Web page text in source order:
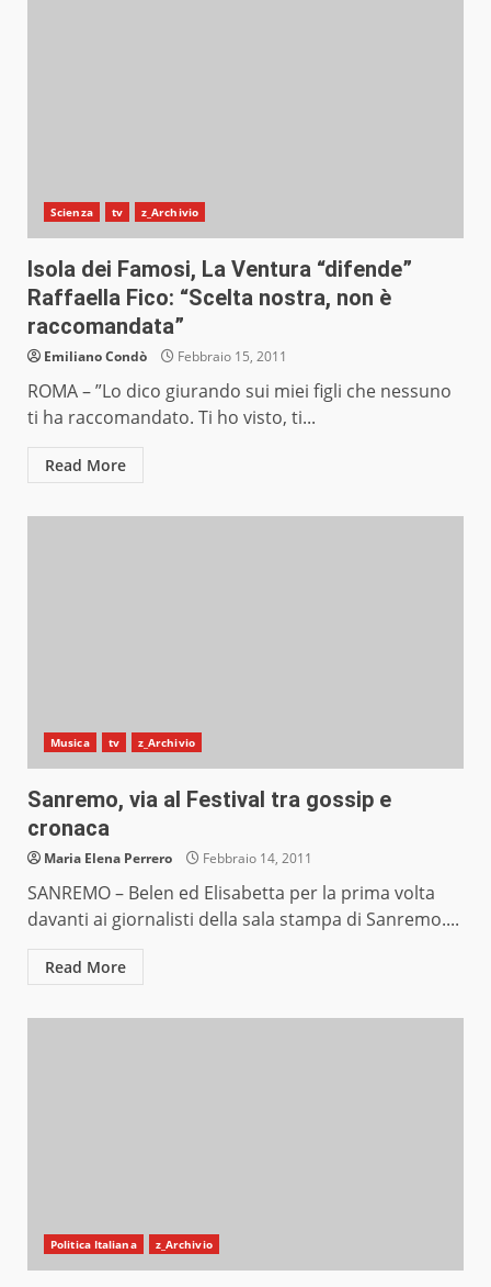
Scienza tv z_Archivio
Isola dei Famosi, La Ventura “difende”
Raffaella Fico: “Scelta nostra, non è
raccomandata”
Emiliano Condò Febbraio 15, 2011
ROMA – ”Lo dico giurando sui miei figli che nessuno
ti ha raccomandato. Ti ho visto, ti...
Read More
Musica tv z_Archivio
Sanremo, via al Festival tra gossip e
cronaca
Maria Elena Perrero Febbraio 14, 2011
SANREMO – Belen ed Elisabetta per la prima volta
davanti ai giornalisti della sala stampa di Sanremo....
Read More
Politica Italiana z_Archivio